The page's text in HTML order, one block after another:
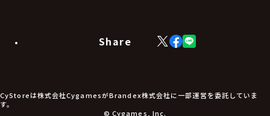
食品・飲料品
アパレル小物
アクセサリー
Share
X
(Twitter)
Facebook
LINE
CyStoreは株式会社CygamesがBrandex株式会社に一部運営を委託していま
す。
© Cygames, Inc.